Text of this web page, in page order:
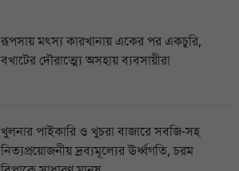
রূপসায় মৎস্য কারখানায় একের পর একচুরি,
বখাটের দৌরাত্ম্যে অসহায় ব্যবসায়ীরা
খুলনার পাইকারি ও খুচরা বাজারে সবজি-সহ
নিত্যপ্রয়োজনীয় দ্রব্যমূল্যের ঊর্ধ্বগতি, চরম